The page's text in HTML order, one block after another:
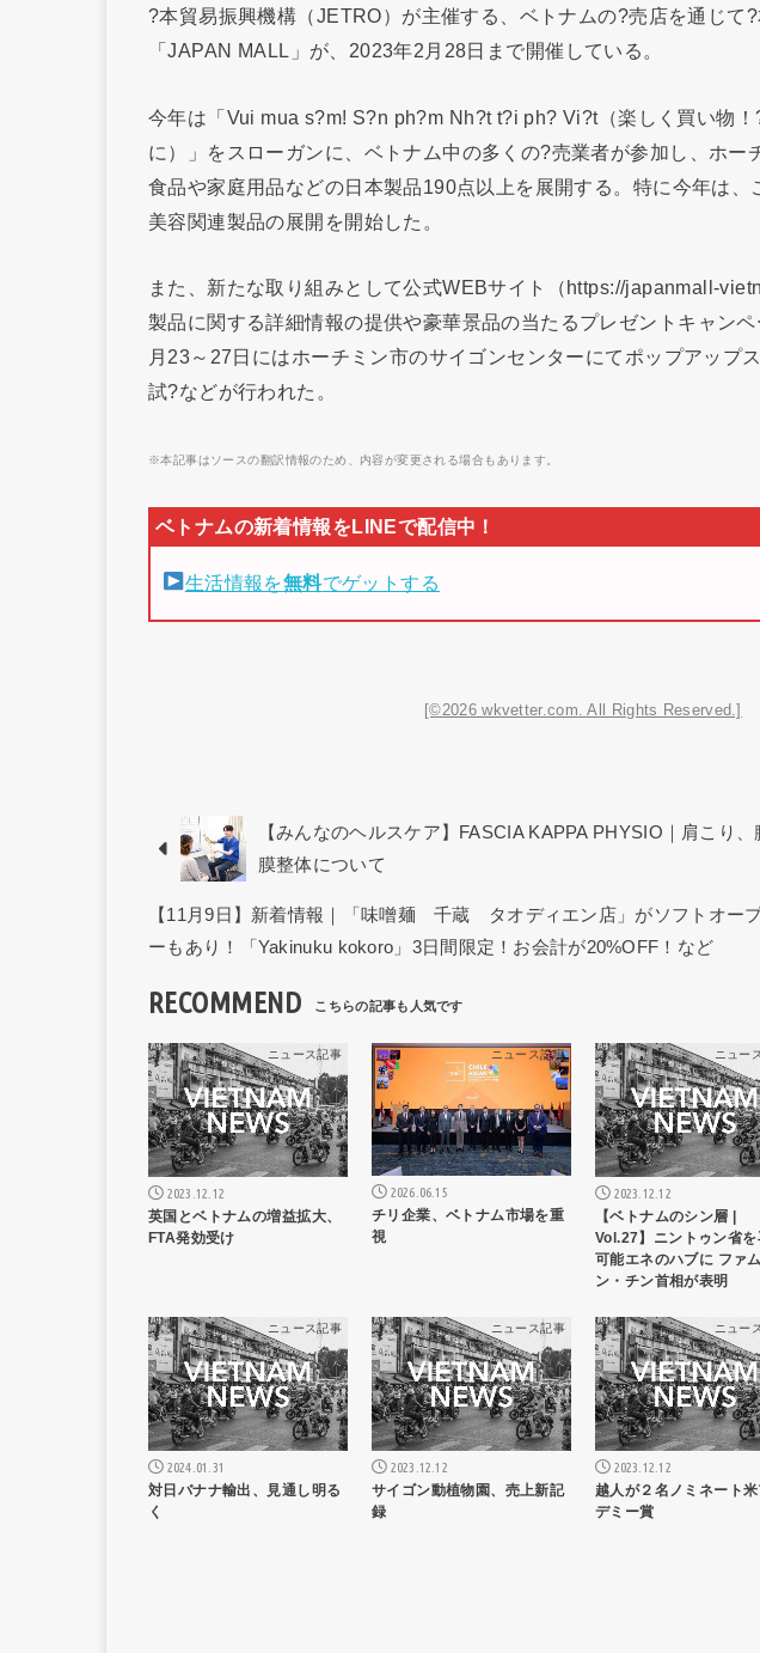
?本貿易振興機構（JETRO）が主催する、ベトナムの?売店を通じて
「JAPAN MALL」が、2023年2月28日まで開催している。
今年は「Vui mua s?m! S?n ph?m Nh?t t?i ph? Vi?t（楽しく買い物
に）」をスローガンに、ベトナム中の多くの?売業者が参加し、ホー
食品や家庭用品などの日本製品190点以上を展開する。特に今年は、
美容関連製品の展開を開始した。
また、新たな取り組みとして公式WEBサイト（https://japanmall-
製品に関する詳細情報の提供や豪華景品の当たるプレゼントキャン
月23～27日にはホーチミン市のサイゴンセンターにてポップアップ
試?などが行われた。
※本記事はソースの翻訳情報のため、内容が変更される場合もあります。
生活情報を無料でゲットする
[©2026 wkvetter.com. All Rights Reserved.]
【みんなのヘルスケア】FASCIA KAPPA PHYSIO｜肩こり
膜整体について
【11月9日】新着情報｜「味噌麺 千蔵 タオディエン店」がソフトオー
ーもあり！「Yakinuku kokoro」3日間限定！お会計が20%OFF！など
RECOMMEND
ニュース記事
2023.12.12
英国とベトナムの増益拡大、
FTA発効受け
ニュース記事
2026.06.15
チリ企業、ベトナム市場を重
視
ニュー
2023.12.12
【ベトナムのシン層 |
Vol.27】ニントゥン省を
可能エネのハブに ファ
ン・チン首相が表明
ニュース記事
2024.01.31
対日バナナ輸出、見通し明る
く
ニュース記事
2023.12.12
サイゴン動植物園、売上新記
録
ニュー
2023.12.12
越人が２名ノミネート米
デミー賞